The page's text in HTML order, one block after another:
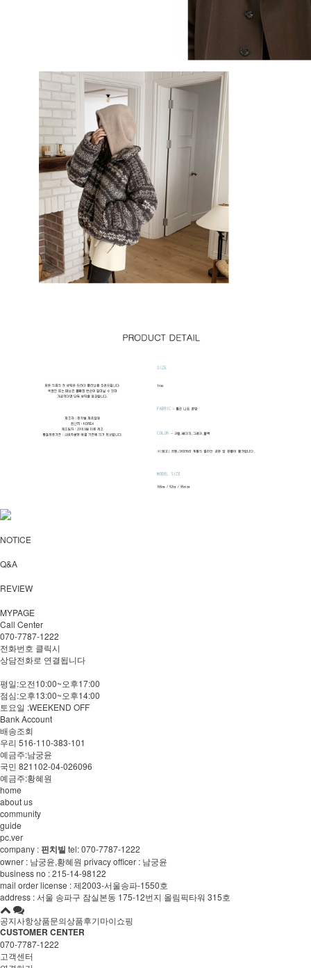
NOTICE
Q&A
REVIEW
MYPAGE
Call Center
070-7787-1222
전화번호 클릭시
상담전화로 연결됩니다
평일:오전10:00~오후17:00
점심:오후13:00~오후14:00
토요일 :WEEKEND OFF
Bank Account
배송조회
우리 516-110-383-101
예금주:남궁윤
국민 821102-04-026096
예금주:황혜원
home
about us
community
guide
pc.ver
company : 핀치빌 tel:070-7787-1222
owner : 남궁윤,황혜원 privacy officer : 남궁윤
business no : 215-14-98122
mail order license : 제2003-서울송파-1550호
address : 서울 송파구 잠실본동 175-12번지 올림픽타워 315호
공지사항상품문의상품후기마이쇼핑
CUSTOMER CENTER
070-7787-1222
고객센터